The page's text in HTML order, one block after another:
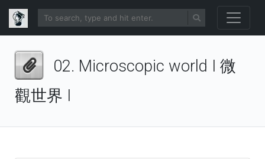
02. Microscopic world I 微
觀世界 I